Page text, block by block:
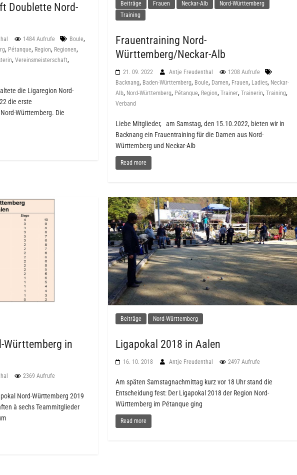
Doublette Nord-
1484 Aufrufe Boule,
, Pétanque, Region, Regionen,
, Vereinsmeisterschaft,
die Ligaregion Nord-
die erste
Württemberg. Die
Beiträge Frauen Neckar-Alb
Nord-Württemberg
Training
Frauentraining Nord-
Württemberg/Neckar-Alb
21. 09. 2022 Antje Freudenthal
1208 Aufrufe
Backnang, Baden-Württemberg, Boule, Damen, Frauen, Ladies, Neckar-
Alb, Nord-Württemberg, Pétanque, Region,Trainer,Trainerin,Training,
Verband
Liebe Mitglieder, am Samstag, den 15.10.2022, bieten wir in
Backnang ein Frauentraining für die Damen aus Nord-
Württemberg und Neckar-Alb
Read more
Württemberg in
2369 Aufrufe
Nord-Württemberg 2019
à sechs Teammitglieder
Beiträge Nord-Württemberg
Ligapokal 2018 in Aalen
16. 10. 2018 Antje Freudenthal 2497 Aufrufe
Am späten Samstagnachmittag kurz vor 18 Uhr stand die
Entscheidung fest: Der Ligapokal 2018 der Region Nord-
Württemberg im Pétanque ging
Read more